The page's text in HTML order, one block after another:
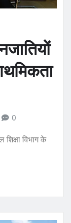
0
विभाग के